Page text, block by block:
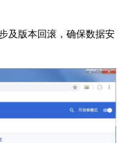
及版本回滚，确保数据安